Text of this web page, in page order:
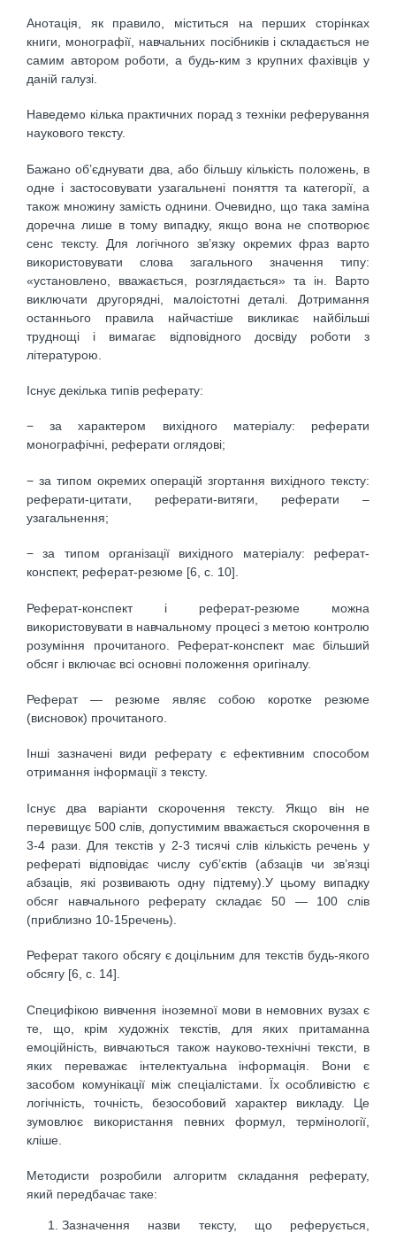
Анотація, як правило, міститься на перших сторінках
книги, монографії, навчальних посібників і складається не
самим автором роботи, а будь-ким з крупних фахівців у
даній галузі.
Наведемо кілька практичних порад з техніки реферування
наукового тексту.
Бажано об’єднувати два, або більшу кількість положень, в
одне і застосовувати узагальнені поняття та категорії, а
також множину замість однини. Очевидно, що така заміна
доречна лише в тому випадку, якщо вона не спотворює
сенс тексту. Для логічного зв’язку окремих фраз варто
використовувати слова загального значення типу:
«установлено, вважається, розглядається» та ін. Варто
виключати другорядні, малоістотні деталі. Дотримання
останнього правила найчастіше викликає найбільші
труднощі і вимагає відповідного досвіду роботи з
літературою.
Існує декілька типів реферату:
− за характером вихідного матеріалу: реферати
монографічні, реферати оглядові;
− за типом окремих операцій згортання вихідного тексту:
реферати-цитати, реферати-витяги, реферати –
узагальнення;
− за типом організації вихідного матеріалу: реферат-
конспект, реферат-резюме [6, с. 10].
Реферат-конспект і реферат-резюме можна
використовувати в навчальному процесі з метою контролю
розуміння прочитаного. Реферат-конспект має більший
обсяг і включає всі основні положення оригіналу.
Реферат — резюме являє собою коротке резюме
(висновок) прочитаного.
Інші зазначені види реферату є ефективним способом
отримання інформації з тексту.
Існує два варіанти скорочення тексту. Якщо він не
перевищує 500 слів, допустимим вважається скорочення в
3-4 рази. Для текстів у 2-3 тисячі слів кількість речень у
рефераті відповідає числу суб’єктів (абзаців чи зв’язці
абзаців, які розвивають одну підтему).У цьому випадку
обсяг навчального реферату складає 50 — 100 слів
(приблизно 10-15речень).
Реферат такого обсягу є доцільним для текстів будь-якого
обсягу [6, с. 14].
Специфікою вивчення іноземної мови в немовних вузах є
те, що, крім художніх текстів, для яких притаманна
емоційність, вивчаються також науково-технічні тексти, в
яких переважає інтелектуальна інформація. Вони є
засобом комунікації між спеціалістами. Їх особливістю є
логічність, точність, безособовий характер викладу. Це
зумовлює використання певних формул, термінології,
кліше.
Методисти розробили алгоритм складання реферату,
який передбачає таке:
Зазначення назви тексту, що реферується,